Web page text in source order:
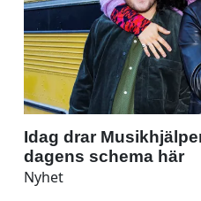
Idag drar
dagens schema här
Nyhet